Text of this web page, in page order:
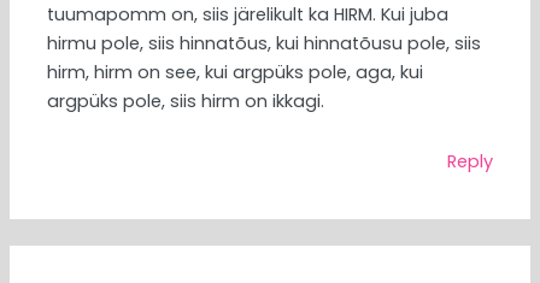
tuumapomm on, siis järelikult ka HIRM. Kui juba
hirmu pole, siis hinnatõus, kui hinnatõusu pole, siis
hirm, hirm on see, kui argpüks pole, aga, kui
argpüks pole, siis hirm on ikkagi.
Reply